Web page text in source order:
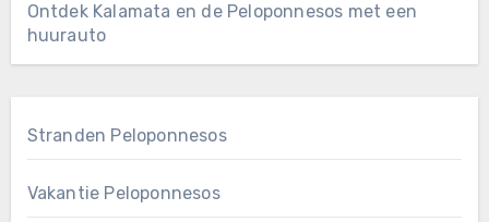
Ontdek Kalamata en de Peloponnesos met een
huurauto
Stranden Peloponnesos
Vakantie Peloponnesos